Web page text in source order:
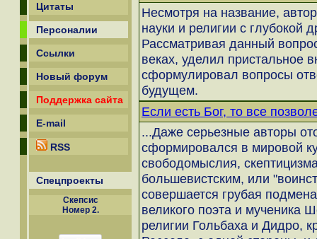
Цитаты
Персоналии
Ссылки
Новый форум
Поддержка сайта
E-mail
RSS
Спецпроекты
Скепсиc
Номер 2.
Несмотря на название,
науки и религии с глубокой
Рассматривая данный
веках, уделил
сформулировал вопросы
будущем.
Если есть Бог, то все
...Даже серьезные авторы
сформировался в мировой
свободомыслия,
большевистским, или
совершается грубая
великого поэта и мученика
религии Гольбаха и Дидро,